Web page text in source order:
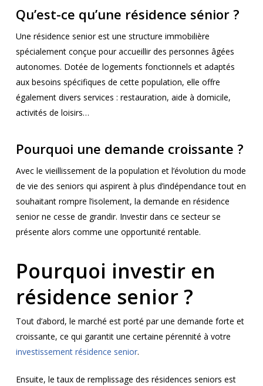
Qu’est-ce qu’une résidence sénior ?
Une résidence senior est une structure immobilière
spécialement conçue pour accueillir des personnes âgées
autonomes. Dotée de logements fonctionnels et adaptés
aux besoins spécifiques de cette population, elle offre
également divers services : restauration, aide à domicile,
activités de loisirs…
Pourquoi une demande croissante ?
Avec le vieillissement de la population et l’évolution du mode
de vie des seniors qui aspirent à plus d’indépendance tout en
souhaitant rompre l’isolement, la demande en résidence
senior ne cesse de grandir. Investir dans ce secteur se
présente alors comme une opportunité rentable.
Pourquoi investir en
résidence senior ?
Tout d’abord, le marché est porté par une demande forte et
croissante, ce qui garantit une certaine pérennité à votre
investissement résidence senior.
Ensuite, le taux de remplissage des résidences seniors est